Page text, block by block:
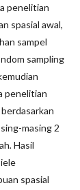
penelitian
spasial awal,
sampel
sampling
penelitian
masing 2
. Hasil
spasial